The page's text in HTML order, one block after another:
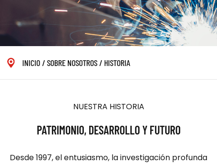
INICIO/SOBRE NOSOTROS/ HISTORIA
NUESTRA HISTORIA
PATRIMONIO, DESARROLLO Y FUTURO
Desde 1997, el entusiasmo, la investigación profunda